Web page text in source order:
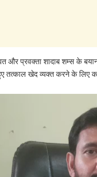
और प्रवक्ता शादाब शम्स के
तत्काल खेद व्यक्त करने के लिए